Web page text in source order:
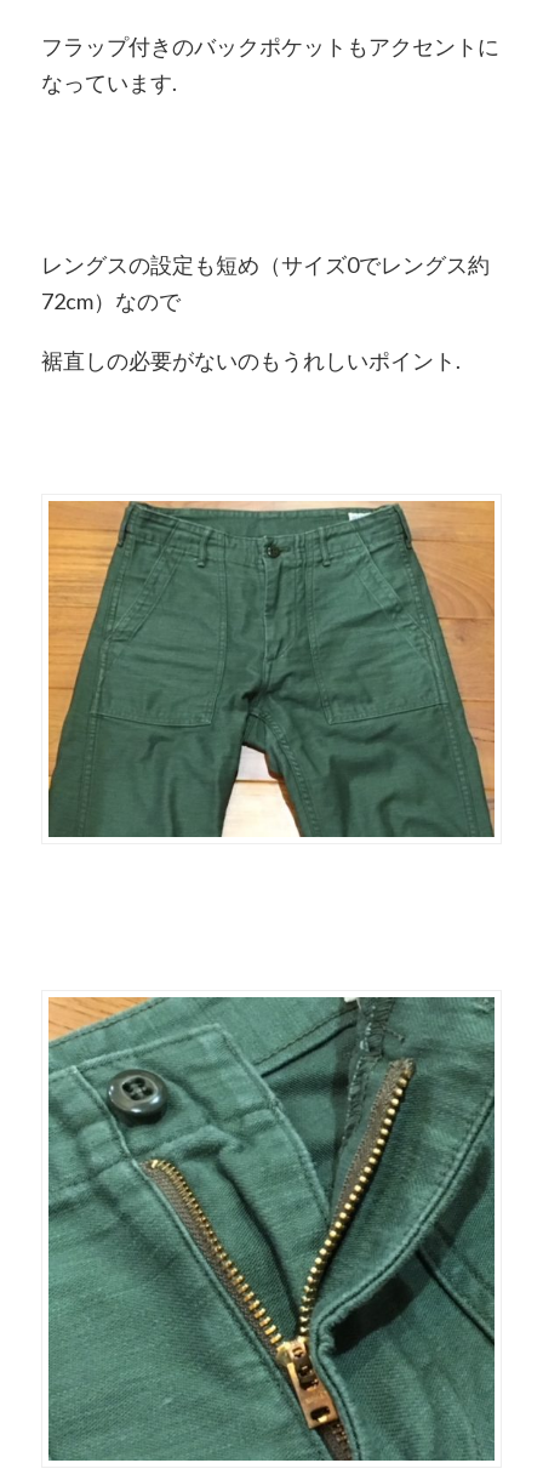
フラップ付きのバックポケットもアクセントに
なっています.
レングスの設定も短め（サイズ0でレングス約
72cm）なので
裾直しの必要がないのもうれしいポイント.